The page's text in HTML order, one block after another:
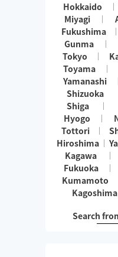
Hokkaido
Miyagi
Fukushima
Gunma
Tokyo
Toyama
Yamanashi
Shizuoka
Shiga
Hyogo
Tottori
Hiroshima
Kagawa
Fukuoka
Kumamoto
Kagoshima
Search